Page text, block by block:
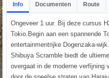
Info Documenten Route
Ongeveer 1 uur. Bij deze cursus
Tokio.Begin aan een spannende
entertainmentrijke Dogenzaka-
Shibuya Scramble biedt de
overgaat in de moderne verfijning
door de speelse straten van